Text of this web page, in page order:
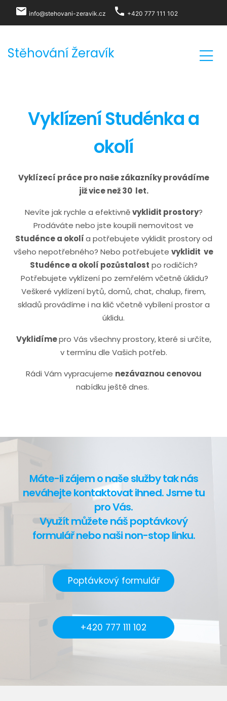
Stěhování Žeravík
Vyklízení Studénka a
okolí
Vyklízecí práce pro naše zákazníky provádíme
již vice než 30 let.
Nevíte jak rychle a efektivněvyklidit prostory?
Prodáváte nebo jste koupili nemovitost ve
Studénce a okolía potřebujete vyklidit prostory od
všeho nepotřebného? Nebo potřebujete vyklidit ve
Studéncea okolí pozůstalost po rodičích?
Potřebujete vyklízení po zemřelém včetně úklidu?
Veškeré vyklízení bytů, domů, chat, chalup, firem,
skladů provádíme i na klič včetně vybílení prostor a
úklidu.
Vyklidímepro Vás všechny prostory, které si určíte,
v termínu dle Vašich potřeb.
Rádi Vám vypracujeme nezávaznou cenovou
nabídku ještě dnes.
Máte-li zájem o naše služby tak nás
neváhejte kontaktovat ihned. Jsme tu
pro Vás.
Využít můžete náš poptávkový
formulář nebo naši non-stop linku.
Poptávkový formulář
+420 777 111 102
local_post_office info@stehovani-zeravik.cz phone +420 777 111 102